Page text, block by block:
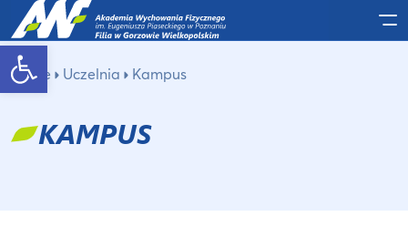
Otwórz pasek narzędzi
Home Uczelnia Kampus
KAMPUS